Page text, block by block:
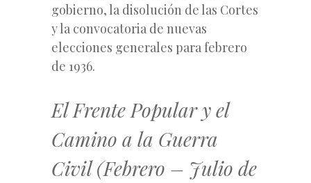
gobierno, la disolución de las Cortes
y la convocatoria de nuevas
elecciones generales para febrero
de 1936.
El Frente Popular y el
Camino a la Guerra
Civil (Febrero – Julio de